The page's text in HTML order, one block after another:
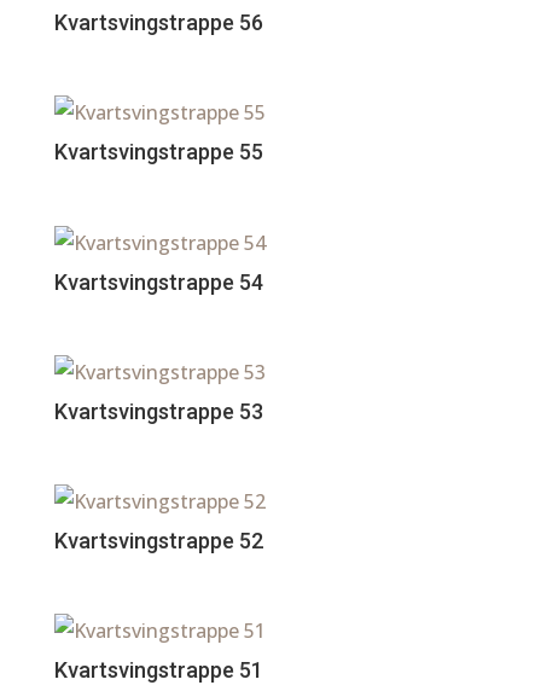
Kvartsvingstrappe 56
Kvartsvingstrappe 55
Kvartsvingstrappe 54
Kvartsvingstrappe 53
Kvartsvingstrappe 52
Kvartsvingstrappe 51